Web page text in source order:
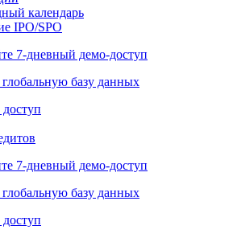
календарь
IPO/SPO
7-дневный
базу данных
7-дневный